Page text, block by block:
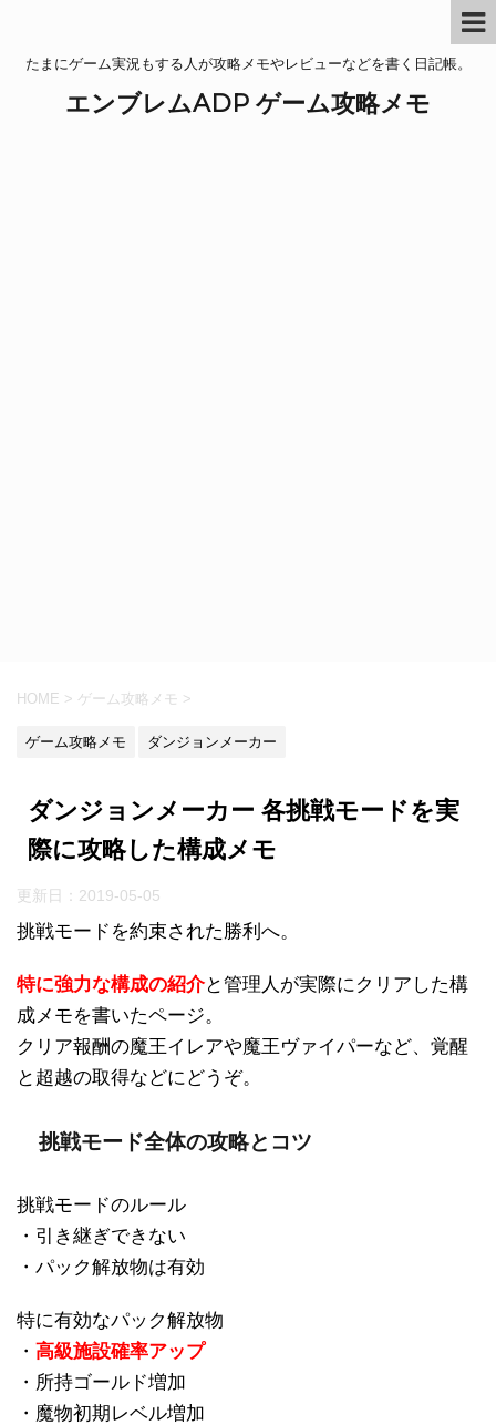
たまにゲーム実況もする人が攻略メモやレビューなどを書く日記帳。
エンブレムADP ゲーム攻略メモ
HOME > ゲーム攻略メモ >
ゲーム攻略メモ ダンジョンメーカー
ダンジョンメーカー 各挑戦モードを実
際に攻略した構成メモ
更新日： 2019-05-05
挑戦モードを約束された勝利へ。
特に強力な構成の紹介と管理人が実際にクリアした構
成メモを書いたページ。
クリア報酬の魔王イレアや魔王ヴァイパーなど、覚醒
と超越の取得などにどうぞ。
挑戦モード全体の攻略とコツ
挑戦モードのルール
・引き継ぎできない
・パック解放物は有効
特に有効なパック解放物
・ 高級施設確率アップ
・所持ゴールド増加
・魔物初期レベル増加